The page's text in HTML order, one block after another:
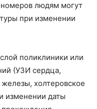
номеров людям могут
при изменении
поликлиники или
(УЗИ сердца,
холтеровское
изменении даты